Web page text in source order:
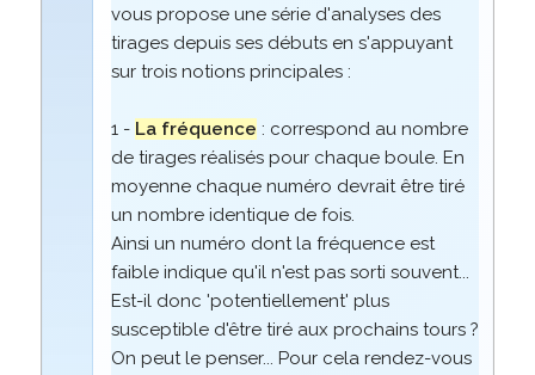
vous propose une série d'analyses des
tirages depuis ses débuts en s'appuyant
sur trois notions principales :
1 - La fréquence : correspond au nombre
de tirages réalisés pour chaque boule. En
moyenne chaque numéro devrait être tiré
un nombre identique de fois.
Ainsi un numéro dont la fréquence est
faible indique qu'il n'est pas sorti souvent...
Est-il donc 'potentiellement' plus
susceptible d'être tiré aux prochains tours ?
On peut le penser... Pour cela rendez-vous